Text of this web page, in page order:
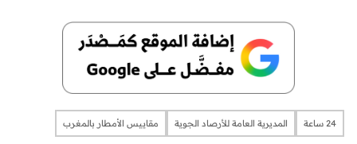
24 ساعة المديرية العامة للأرصاد الجوية مقاييس الأمطار بالمغرب